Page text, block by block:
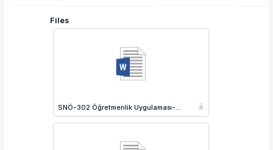
Files
SNÖ-302 Öğretmenlik Uygulaması-II_İngilizce.docx